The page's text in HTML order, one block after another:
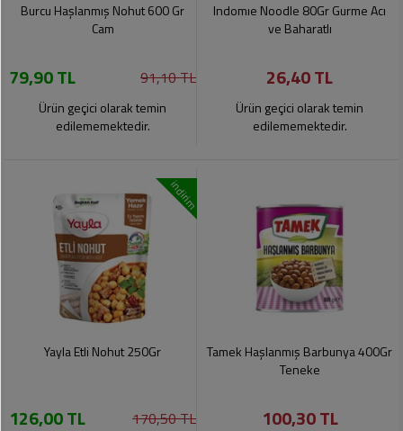
Burcu Haşlanmış Nohut 600 Gr
Cam
79,90 TL 91,10 TL
Ürün geçici olarak temin
edilememektedir.
Indomıe Noodle 80Gr Gurme Acı
ve Baharatlı
26,40 TL
Ürün geçici olarak temin
edilememektedir.
indirim
Yayla Etli Nohut 250Gr
126,00 TL 170,50 TL
Tamek Haşlanmış Barbunya 400Gr
Teneke
100,30 TL